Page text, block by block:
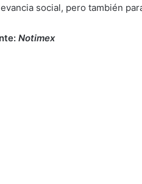
social, pero también
Notimex